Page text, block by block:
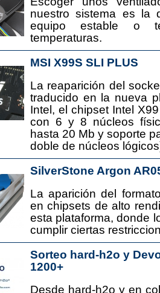
nuestro sistema es la
equipo estable o
temperaturas.
MSI X99S SLI PLUS
La reaparición del
traducido en la nueva
Intel, el chipset Intel
con 6 y 8 núcleos
hasta 20 Mb y soporte
doble de núcleos
SilverStone Argon
La aparición del
en chipsets de alto
esta plataforma, donde
cumplir ciertas
Sorteo hard-h2o y
1200+
Desde hard-h2o y en